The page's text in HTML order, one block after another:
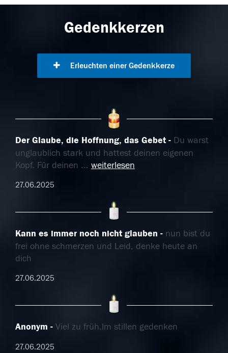
Gedenkkerzen
Erleuchten einer Gedenkkerze
Der Glaube, die Hoffnung, das Gebet
Du warst
unglaublich stark und hattest deinen eigenen
Kopf. Für deinen ... weiterlesen
27.06.2025
Kann es immer noch nicht glauben
nun bist du
frei ohne schmerzen und Leid, denke heute an
dich
27.06.2025
Anonym Viel zu früh.lm stillen gedenken
27.06.2025